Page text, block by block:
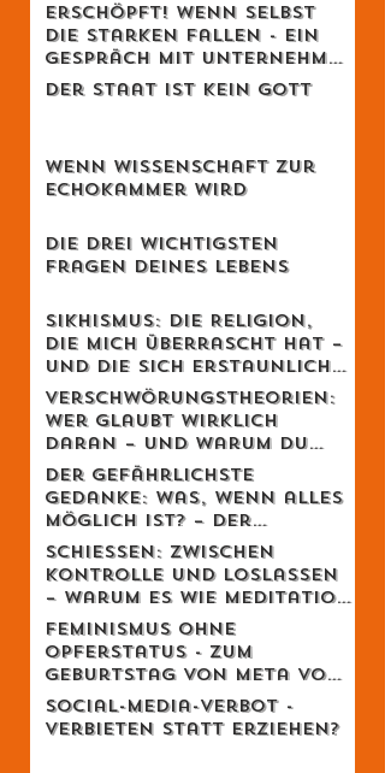
Erschöpft! Wenn selbst
die Starken fallen - Ein
Gespräch mit Unternehmer
Lukas Jampen
Der Staat ist kein Gott
Wenn Wissenschaft zur
Echokammer wird
Die drei wichtigsten
Fragen deines Lebens
Sikhismus: Die Religion,
die mich überrascht hat –
und die sich erstaunlich
schweizerisch anfühlt
Verschwörungstheorien:
Wer glaubt wirklich
daran – und warum du
dich dabei wahrscheinlich
irrst
Der gefährlichste
Gedanke: Was, wenn alles
möglich ist? – Der
Schweizer Tom Clancy im
Gespräch
Schiessen: Zwischen
Kontrolle und Loslassen
– warum es wie Meditation
wirkt
Feminismus ohne
Opferstatus - Zum
Geburtstag von Meta von
Salis
Social-Media-Verbot -
Verbieten statt erziehen?